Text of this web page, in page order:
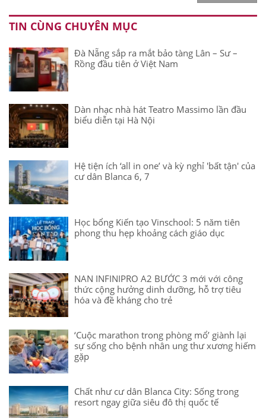
TIN CÙNG CHUYÊN MỤC
Đà Nẵng sắp ra mắt bảo tàng Lân – Sư –
Rồng đầu tiên ở Việt Nam
Dàn nhạc nhà hát Teatro Massimo lần đầu
biểu diễn tại Hà Nội
Hệ tiện ích ‘all in one’ và kỳ nghỉ 'bất tận' của
cư dân Blanca 6, 7
Học bổng Kiến tạo Vinschool: 5 năm tiên
phong thu hẹp khoảng cách giáo dục
NAN INFINIPRO A2 BƯỚC 3 mới với công
thức cộng hưởng dinh dưỡng, hỗ trợ tiêu
hóa và đề kháng cho trẻ
‘Cuộc marathon trong phòng mổ’ giành lại
sự sống cho bệnh nhân ung thư xương hiếm
gặp
Chất như cư dân Blanca City: Sống trong
resort ngay giữa siêu đô thị quốc tế